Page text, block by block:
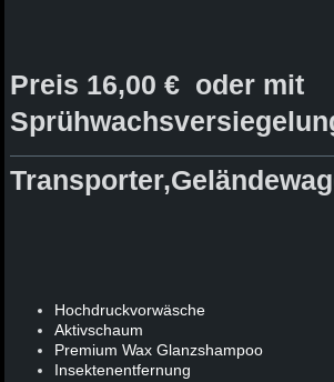
Preis 16,00 € oder mit
Hochdruckvorwäsche
Aktivschaum
Premium Wax Glanzshampoo
Insektenentfernung